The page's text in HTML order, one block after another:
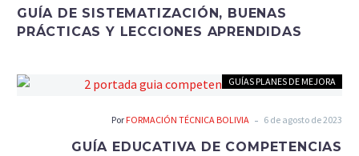
GUÍA DE SISTEMATIZACIÓN, BUENAS
PRÁCTICAS Y LECCIONES APRENDIDAS
GUÍAS PLANES DE MEJORA
Por FORMACIÓN TÉCNICA BOLIVIA - 6 de agosto de 2023
GUÍA EDUCATIVA DE COMPETENCIAS